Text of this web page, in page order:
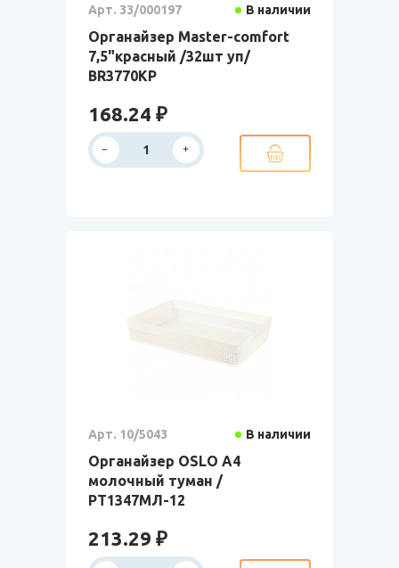
Арт. 33/000197 В наличии
Органайзер Master-comfort
7,5"красный /32шт уп/
BR3770КР
168.24 ₽
Арт. 10/5043 В наличии
Органайзер OSLO А4
молочный туман /
РТ1347МЛ-12
213.29 ₽